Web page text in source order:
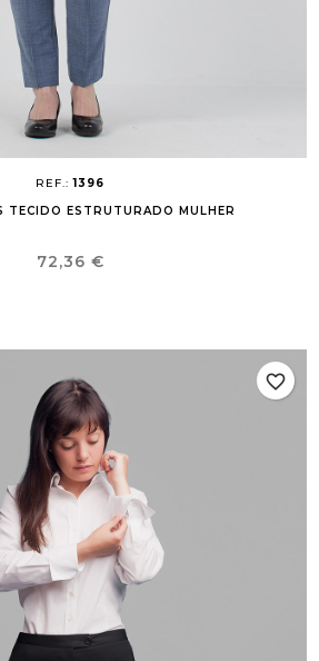
REF.:1396
TECIDO ESTRUTURADO MULHER
Preço
72,36 €
favorite_border